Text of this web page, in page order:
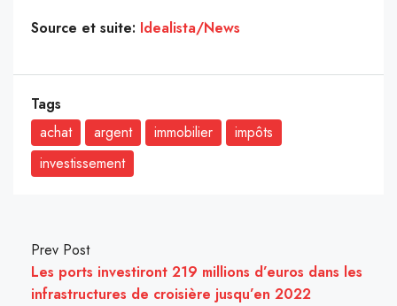
Source et suite: Idealista/News
Tags
achat
argent immobilier
impôts
investissement
Prev Post
Les ports investiront 219 millions d’euros dans les
infrastructures de croisière jusqu’en 2022